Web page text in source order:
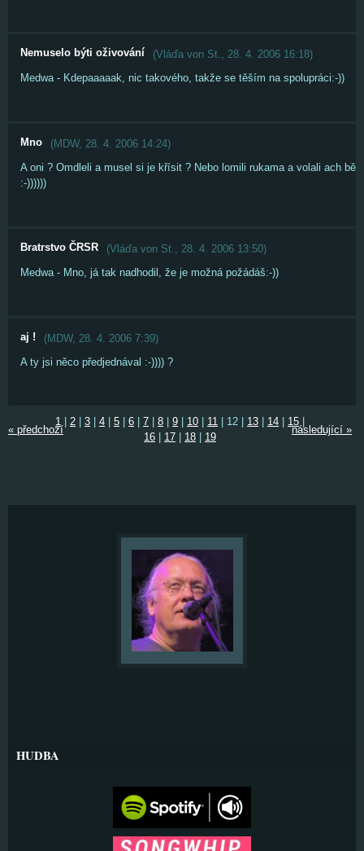
Nemuselo býti oživování (Vláďa von St., 28. 4. 2006 16:18)
Medwa - Kdepaaaaak, nic takového, takže se těším na spolupráci:-))
Mno (MDW, 28. 4. 2006 14:24)
A oni ? Omdleli a musel si je křísit ? Nebo lomili rukama a volali ach
:-))))))
Bratrstvo ČRSR (Vláďa von St., 28. 4. 2006 13:50)
Medwa - Mno, já tak nadhodil, že je možná požádáš:-))
aj ! (MDW, 28. 4. 2006 7:39)
A ty jsi něco předjednával :-)))) ?
« předchozí
1 2 3 4 5 6 7 8 9 10 11 12 13 14 15
16
17 18 19
následující »
HUDBA